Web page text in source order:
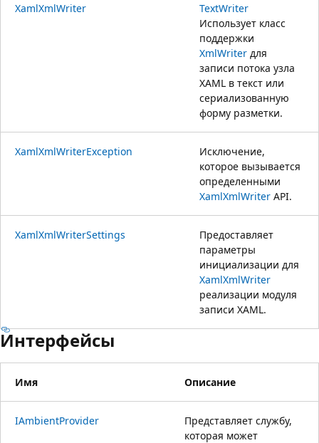
XamlXmlWriter
TextWriter
Использует класс
поддержки
XmlWriter для
записи потока узла
XAML в текст или
сериализованную
форму разметки.
XamlXmlWriterException
Исключение,
которое вызывается
определенными
XamlXmlWriter API.
XamlXmlWriterSettings
Предоставляет
параметры
инициализации для
XamlXmlWriter
реализации модуля
записи XAML.
Интерфейсы
Имя Описание
IAmbientProvider
Представляет службу,
которая может